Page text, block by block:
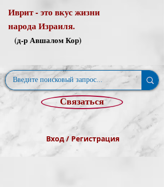
Иврит - это вкус жизни
народа Израиля.
(д-р Авшалом Кор)
Связаться
Вход / Регистрация